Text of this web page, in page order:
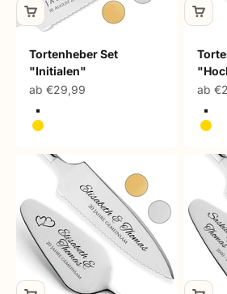
Tortenheber Set
"Initialen"
Angebot
ab €29,99
Silber
Gold
ab
Gold